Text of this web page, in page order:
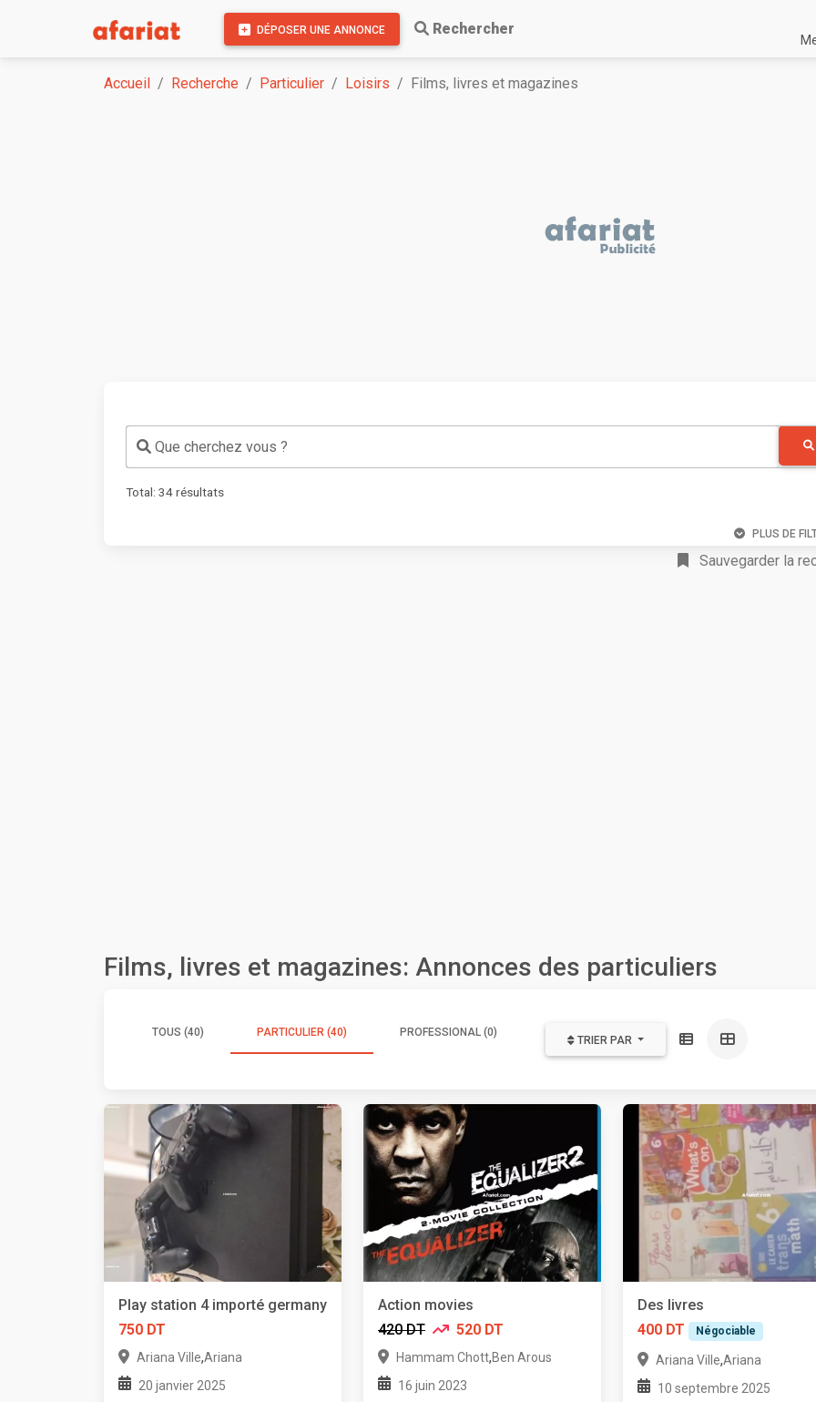
DÉPOSER UNE ANNONCE Rechercher
Accueil Recherche Particulier Loisirs Films, livres et magazines
Que cherchez vous ?
Total: 34résultats
PLUS DE
Sauvegarder la
Films, livres et magazines: Annonces des particuliers
TOUS (40) PARTICULIER (40) PROFESSIONAL (0)
TRIER PAR
Play station 4 importé germany
750 DT
Ariana Ville,Ariana
20 janvier 2025
Action movies
420 DT
520 DT
Hammam Chott,Ben Arous
16 juin 2023
Des livres
400 DT
Négociable
Ariana Ville,Ariana
10 septembre 2025